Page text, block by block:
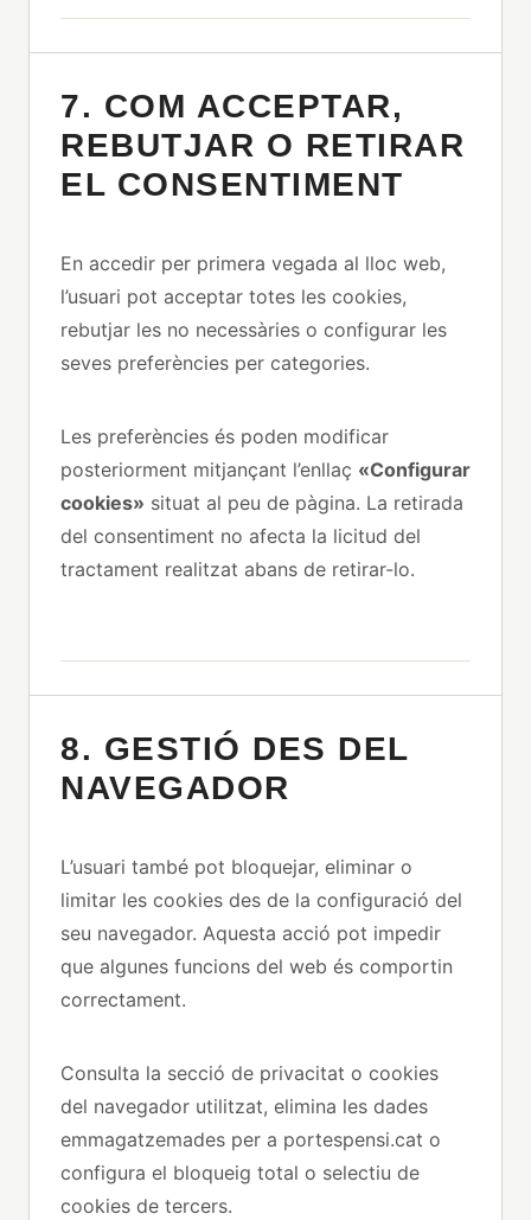
7. COM ACCEPTAR,
REBUTJAR O RETIRAR
EL CONSENTIMENT
En accedir per primera vegada al lloc web,
l’usuari pot acceptar totes les cookies,
rebutjar les no necessàries o configurar les
seves preferències per categories.
Les preferències és poden modificar
posteriorment mitjançant l’enllaç «Configurar
cookies» situat al peu de pàgina. La retirada
del consentiment no afecta la licitud del
tractament realitzat abans de retirar-lo.
8. GESTIÓ DES DEL
NAVEGADOR
L’usuari també pot bloquejar, eliminar o
limitar les cookies des de la configuració del
seu navegador. Aquesta acció pot impedir
que algunes funcions del web és comportin
correctament.
Consulta la secció de privacitat o cookies
del navegador utilitzat, elimina les dades
emmagatzemades per a portespensi.cat o
configura el bloqueig total o selectiu de
cookies de tercers.